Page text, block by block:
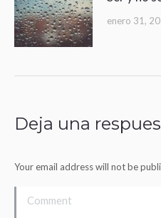
enero 31,
Deja una
Your email address will not be
Comment